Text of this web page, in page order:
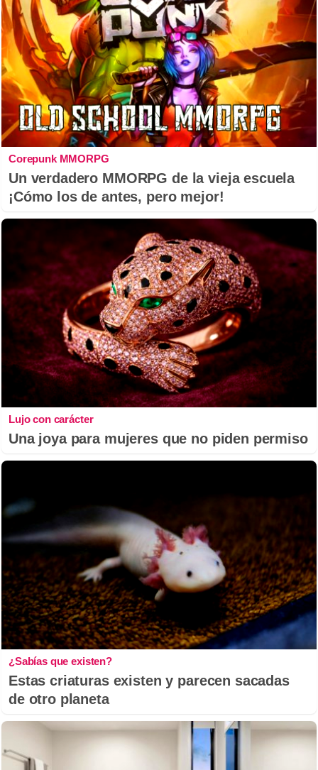
Corepunk MMORPG
Un verdadero MMORPG de la vieja escuela
¡Cómo los de antes, pero mejor!
Lujo con carácter
Una joya para mujeres que no piden permiso
¿Sabías que existen?
Estas criaturas existen y parecen sacadas
de otro planeta